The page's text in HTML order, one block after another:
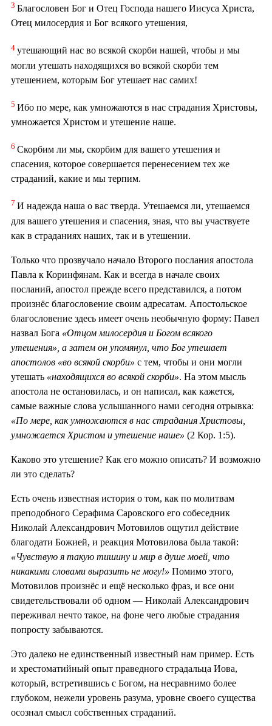
3 Благословен Бог и Отец Господа нашего Иисуса Христа,
Отец милосердия и Бог всякого утешения,
4 утешающий нас во всякой скорби нашей, чтобы и мы
могли утешать находящихся во всякой скорби тем
утешением, которым Бог утешает нас самих!
5 Ибо по мере, как умножаются в нас страдания Христовы,
умножается Христом и утешение наше.
6 Скорбим ли мы, скорбим для вашего утешения и
спасения, которое совершается перенесением тех же
страданий, какие и мы терпим.
7 И надежда наша о вас тверда. Утешаемся ли, утешаемся
для вашего утешения и спасения, зная, что вы участвуете
как в страданиях наших, так и в утешении.
Только что прозвучало начало Второго послания апостола
Павла к Коринфянам. Как и всегда в начале своих
посланий, апостол прежде всего представился, а потом
произнёс благословение своим адресатам. Апостольское
благословение здесь имеет очень необычную форму: Павел
назвал Бога «Отцом милосердия и Богом всякого
утешения», а затем он упомянул, что Бог утешает
апостолов «во всякой скорби» с тем, чтобы и они могли
утешать «находящихся во всякой скорби». На этом мысль
апостола не остановилась, и он написал, как кажется,
самые важные слова услышанного нами сегодня отрывка:
«По мере, как умножаются в нас страдания Христовы,
умножается Христом и утешение наше» (2 Кор. 1:5).
Каково это утешение? Как его можно описать? И возможно
ли это сделать?
Есть очень известная история о том, как по молитвам
преподобного Серафима Саровского его собеседник
Николай Александрович Мотовилов ощутил действие
благодати Божией, и реакция Мотовилова была такой:
«Чувствую я такую тишину и мир в душе моей, что
никакими словами выразить не могу!» Помимо этого,
Мотовилов произнёс и ещё несколько фраз, и все они
свидетельствовали об одном — Николай Александрович
переживал нечто такое, на фоне чего любые страдания
попросту забываются.
Это далеко не единственный известный нам пример. Есть
и хрестоматийный опыт праведного страдальца Иова,
который, встретившись с Богом, на несравнимо более
глубоком, нежели уровень разума, уровне своего существа
осознал смысл собственных страданий.